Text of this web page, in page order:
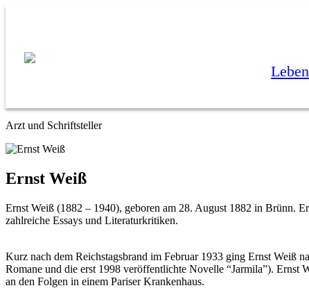
Leben
Arzt und Schriftsteller
Ernst Weiß
Ernst Weiß (1882 – 1940), geboren am 28. August 1882 in Brünn.
zahlreiche Essays und Literaturkritiken.
Kurz nach dem Reichstagsbrand im Februar 1933 ging Ernst Weiß
Romane und die erst 1998 veröffentlichte Novelle “Jarmila”). Ernst
an den Folgen in einem Pariser Krankenhaus.